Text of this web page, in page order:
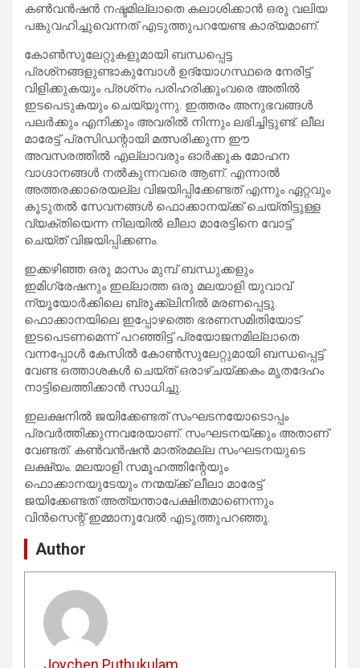
കണ്‍വന്‍ഷന്‍ നഷ്ടമില്ലാതെ കലാശിക്കാന്‍ ഒരു വലിയ
പങ്കുവഹിച്ചുവെന്നത് എടുത്തുപറയേണ്ട കാര്യമാണ്.
കോണ്‍സുലേറ്റുകളുമായി ബന്ധപ്പെട്ട
പ്രശ്‌നങ്ങളുണ്ടാകുമ്പോള്‍ ഉദ്യോഗസ്ഥരെ നേരിട്ട്
വിളിക്കുകയും പ്രശ്‌നം പരിഹരിക്കുംവരെ അതില്‍
ഇടപെടുകയും ചെയ്യുന്നു. ഇത്തരം അനുഭവങ്ങള്‍
പലര്‍ക്കും എനിക്കും അവരില്‍ നിന്നും ലഭിച്ചിട്ടുണ്ട്. ലീല
മാരേട്ട് പ്രസിഡന്റായി മത്സരിക്കുന്ന ഈ
അവസരത്തില്‍ എല്ലാവരും ഓര്‍ക്കുക മോഹന
വാഗ്ദാനങ്ങള്‍ നല്‍കുന്നവരെ ആണ്. എന്നാല്‍
അത്തരക്കാരെയല്ല വിജയിപ്പിക്കേണ്ടത് എന്നും ഏറ്റവും
കൂടുതല്‍ സേവനങ്ങള്‍ ഫൊക്കാനയ്ക്ക് ചെയ്തിട്ടുള്ള
വ്യക്തിയെന്ന നിലയില്‍ ലീലാ മാരേട്ടിനെ വോട്ട്
ചെയ്ത് വിജയിപ്പിക്കണം.
ഇക്കഴിഞ്ഞ ഒരു മാസം മുമ്പ് ബന്ധുക്കളും
ഇമിഗ്രേഷനും ഇല്ലാത്ത ഒരു മലയാളി യുവാവ്
ന്യൂയോര്‍ക്കിലെ ബ്രൂക്ക്‌ലിനില്‍ മരണപ്പെട്ടു.
ഫൊക്കാനയിലെ ഇപ്പോഴത്തെ ഭരണസമിതിയോട്
ഇടപെടണമെന്ന് പറഞ്ഞിട്ട് പ്രയോജനമില്ലാതെ
വന്നപ്പോള്‍ കേസില്‍ കോണ്‍സുലേറ്റുമായി ബന്ധപ്പെട്ട്
വേണ്ട ഒത്താശകള്‍ ചെയ്ത് ഒരാഴ്ചയ്ക്കകം മൃതദേഹം
നാട്ടിലെത്തിക്കാന്‍ സാധിച്ചു.
ഇലക്ഷനില്‍ ജയിക്കേണ്ടത് സംഘടനയോടൊപ്പം
പ്രവര്‍ത്തിക്കുന്നവരേയാണ്. സംഘടനയ്ക്കും അതാണ്
വേണ്ടത്. കണ്‍വന്‍ഷന്‍ മാത്രമല്ല സംഘടനയുടെ
ലക്ഷ്യം. മലയാളി സമൂഹത്തിന്റേയും
ഫൊക്കാനയുടേയും നന്മയ്ക്ക് ലീലാ മാരേട്ട്
ജയിക്കേണ്ടത് അത്യന്താപേക്ഷിതമാണെന്നും
വിന്‍സെന്റ് ഇമ്മാനുവേല്‍ എടുത്തുപറഞ്ഞു.
Author
Joychen Puthukulam